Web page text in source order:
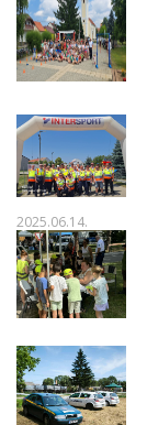
2025.06.14.